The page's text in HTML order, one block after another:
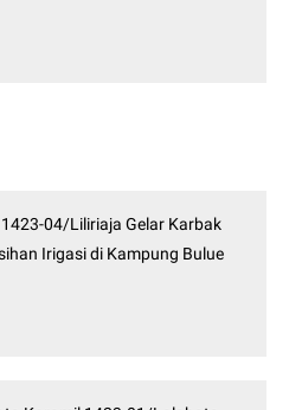
04/Liliriaja Gelar Karbak
Irigasi di Kampung Bulue